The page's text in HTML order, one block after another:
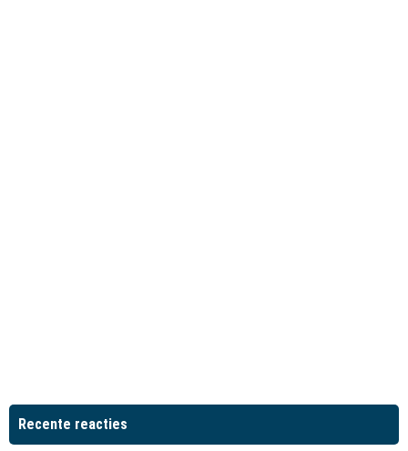
Recente reacties